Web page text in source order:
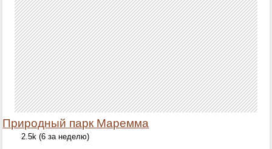
Природный парк Маремма
2.5k (6 за неделю)